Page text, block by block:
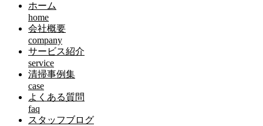
ホーム
home
会社概要
company
サービス紹介
service
清掃事例集
case
よくある質問
faq
スタッフブログ